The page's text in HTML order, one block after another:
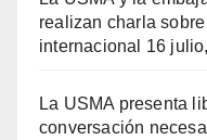
realizan charla
internacional
16
La USMA presenta
conversación